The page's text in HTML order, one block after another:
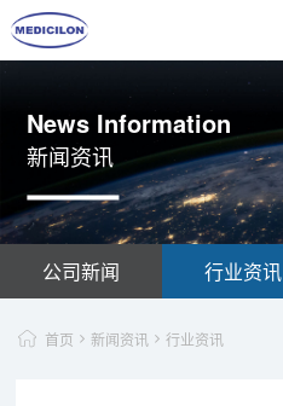
News Information
新闻资讯
公司新闻 行业资讯
首页 新闻资讯 行业资讯